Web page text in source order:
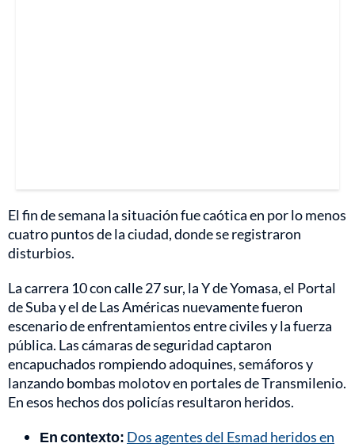
El fin de semana la situación fue caótica en por lo menos
cuatro puntos de la ciudad, donde se registraron
disturbios.
La carrera 10 con calle 27 sur, la Y de Yomasa, el Portal
de Suba y el de Las Américas nuevamente fueron
escenario de enfrentamientos entre civiles y la fuerza
pública. Las cámaras de seguridad captaron
encapuchados rompiendo adoquines, semáforos y
lanzando bombas molotov en portales de Transmilenio.
En esos hechos dos policías resultaron heridos.
En contexto: Dos agentes del Esmad heridos en